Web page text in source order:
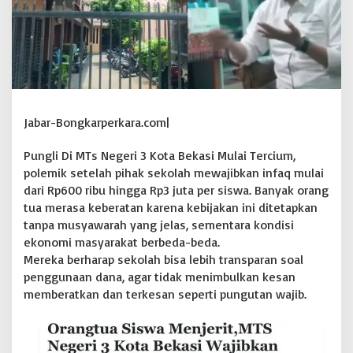
B
e
h
a
P
h
a
k
O
k
n
u
K
e
m
a
Jabar-Bongkarperkara.com|
Pungli Di MTs Negeri 3 Kota Bekasi Mulai Tercium,
polemik setelah pihak sekolah mewajibkan infaq mulai
dari Rp600 ribu hingga Rp3 juta per siswa. Banyak orang
tua merasa keberatan karena kebijakan ini ditetapkan
tanpa musyawarah yang jelas, sementara kondisi
ekonomi masyarakat berbeda-beda.
Mereka berharap sekolah bisa lebih transparan soal
penggunaan dana, agar tidak menimbulkan kesan
memberatkan dan terkesan seperti pungutan wajib.